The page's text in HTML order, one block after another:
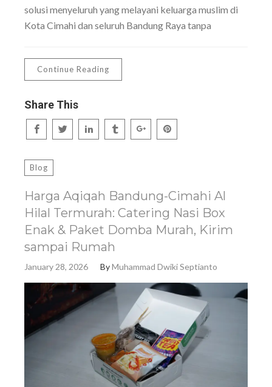
solusi menyeluruh yang melayani keluarga muslim di
Kota Cimahi dan seluruh Bandung Raya tanpa
Continue Reading
Share This
Blog
Harga Aqiqah Bandung-Cimahi Al
Hilal Termurah: Catering Nasi Box
Enak & Paket Domba Murah, Kirim
sampai Rumah
January 28, 2026 ByMuhammad Dwiki Septianto